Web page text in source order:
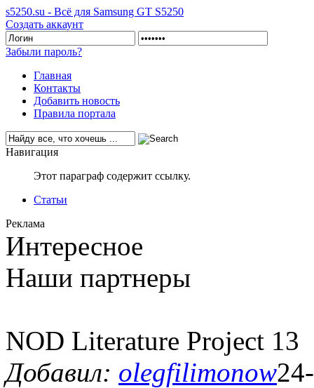
s5250.su - Всё для Samsung GT S5250
Создать аккаунт
Забыли пароль?
Главная
Контакты
Добавить новость
Правила портала
Навигация
Этот параграф содержит ссылку.
Статьи
Реклама
Интересное
Наши партнеры
NOD Literature Project 13
Добавил: olegfilimonow